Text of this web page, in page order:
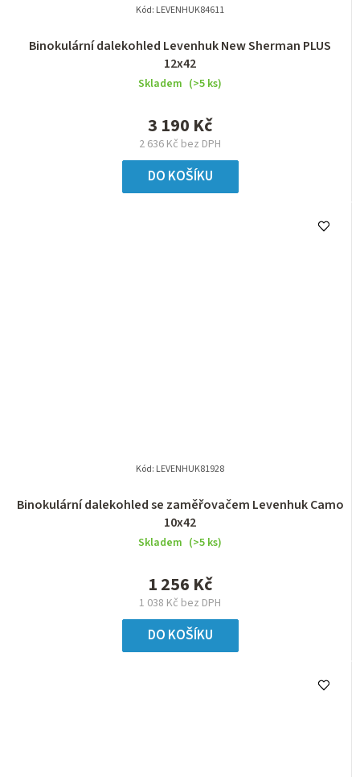
Binokulární dalekohled Levenhuk New Sherman PLUS
12x42
Skladem (>5 ks)
2 636 Kč bez DPH
3 190 Kč
DO KOŠÍKU
Kód: LEVENHUK84611
Binokulární dalekohled se zaměřovačem Levenhuk Camo
10x42
Skladem (>5 ks)
1 038 Kč bez DPH
1 256 Kč
DO KOŠÍKU
Kód: LEVENHUK81928